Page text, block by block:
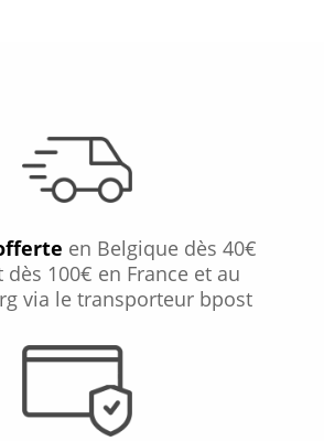
en Belgique dès 40€
dès 100€ en France et au
via le transporteur bpost